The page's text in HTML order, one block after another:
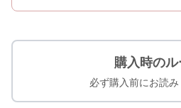
購入時の
必ず購入前にお読み